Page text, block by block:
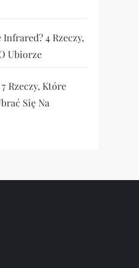
Infrared? 4 Rzeczy,
Ubiorze
Rzeczy, Które
Się Na